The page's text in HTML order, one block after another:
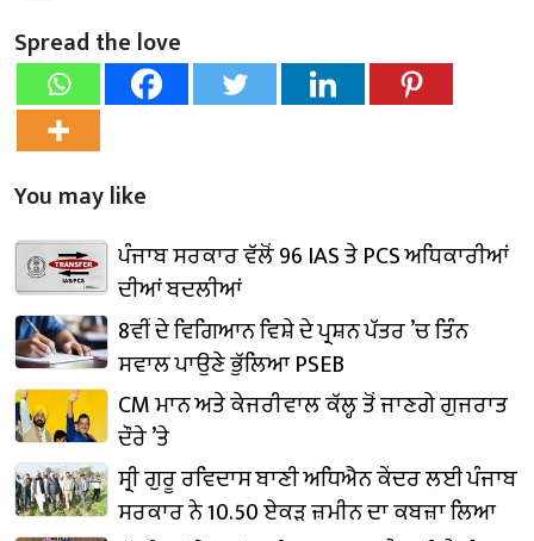
Spread the love
You may like
ਪੰਜਾਬ ਸਰਕਾਰ ਵੱਲੋਂ 96 IAS ਤੇ PCS ਅਧਿਕਾਰੀਆਂ
ਦੀਆਂ ਬਦਲੀਆਂ
8ਵੀਂ ਦੇ ਵਿਗਿਆਨ ਵਿਸ਼ੇ ਦੇ ਪ੍ਰਸ਼ਨ ਪੱਤਰ ’ਚ ਤਿੰਨ
ਸਵਾਲ ਪਾਉਣੇ ਭੁੱਲਿਆ PSEB
CM ਮਾਨ ਅਤੇ ਕੇਜਰੀਵਾਲ ਕੱਲ੍ਹ ਤੋਂ ਜਾਣਗੇ ਗੁਜਰਾਤ
ਦੌਰੇ ’ਤੇ
ਸ੍ਰੀ ਗੁਰੂ ਰਵਿਦਾਸ ਬਾਣੀ ਅਧਿਐਨ ਕੇਂਦਰ ਲਈ ਪੰਜਾਬ
ਸਰਕਾਰ ਨੇ 10.50 ਏਕੜ ਜ਼ਮੀਨ ਦਾ ਕਬਜ਼ਾ ਲਿਆ